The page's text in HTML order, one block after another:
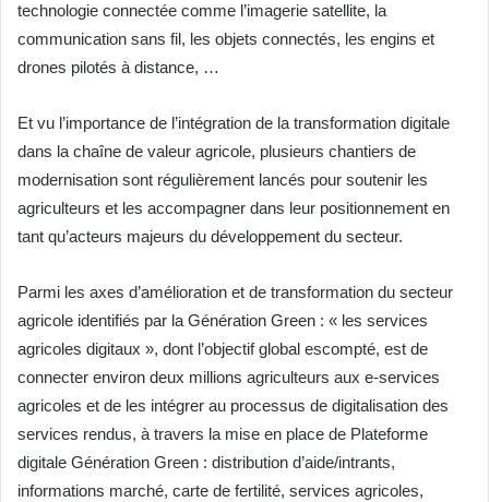
technologie connectée comme l’imagerie satellite, la
communication sans fil, les objets connectés, les engins et
drones pilotés à distance, …
Et vu l’importance de l’intégration de la transformation digitale
dans la chaîne de valeur agricole, plusieurs chantiers de
modernisation sont régulièrement lancés pour soutenir les
agriculteurs et les accompagner dans leur positionnement en
tant qu’acteurs majeurs du développement du secteur.
Parmi les axes d’amélioration et de transformation du secteur
agricole identifiés par la Génération Green : « les services
agricoles digitaux », dont l’objectif global escompté, est de
connecter environ deux millions agriculteurs aux e-services
agricoles et de les intégrer au processus de digitalisation des
services rendus, à travers la mise en place de Plateforme
digitale Génération Green : distribution d’aide/intrants,
informations marché, carte de fertilité, services agricoles,